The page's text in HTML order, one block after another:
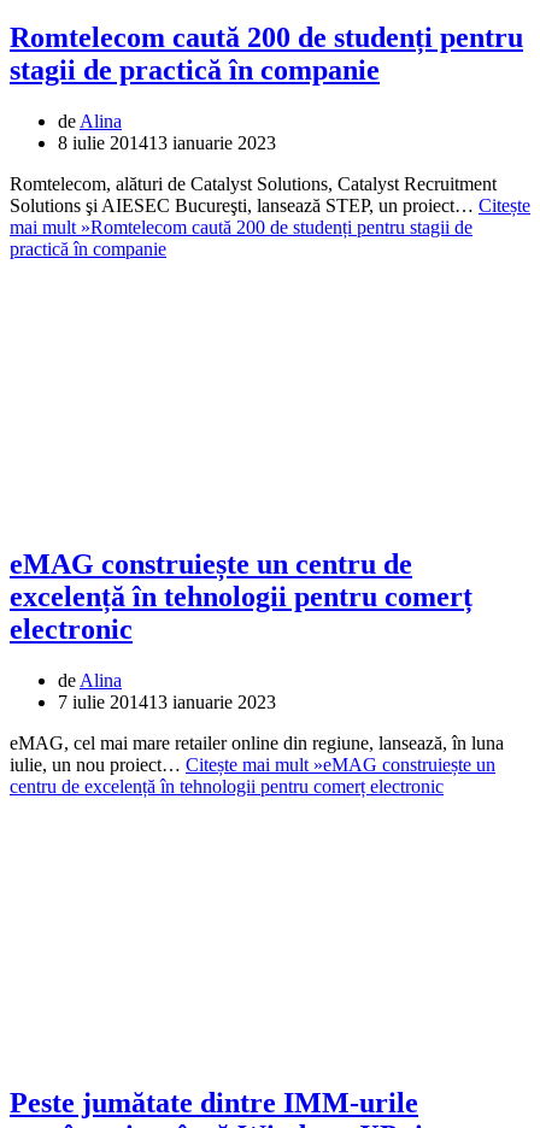
Romtelecom caută 200 de studenți pentru
stagii de practică în companie
de Alina
8 iulie 201413 ianuarie 2023
Romtelecom, alături de Catalyst Solutions, Catalyst Recruitment
Solutions şi AIESEC Bucureşti, lansează STEP, un proiect… Citește
mai mult »Romtelecom caută 200 de studenți pentru stagii de
practică în companie
eMAG construiește un centru de
excelență în tehnologii pentru comerț
electronic
de Alina
7 iulie 201413 ianuarie 2023
eMAG, cel mai mare retailer online din regiune, lansează, în luna
iulie, un nou proiect… Citește mai mult »eMAG construiește un
centru de excelență în tehnologii pentru comerț electronic
Peste jumătate dintre IMM-urile